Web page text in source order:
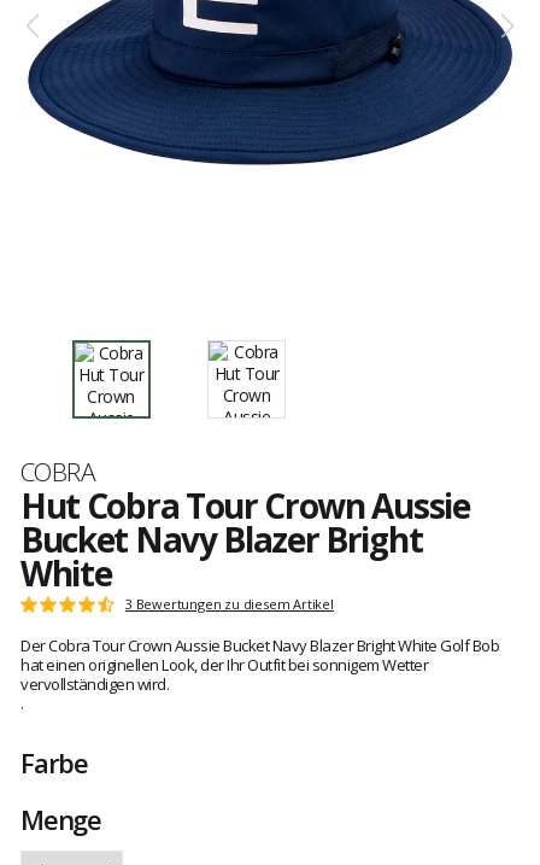
Marke
COBRA
Hut Cobra Tour Crown Aussie
Bucket Navy Blazer Bright
White
Kundenbewertungen
Note:
von
5
3 Bewertungen zu diesem Artikel
Der Cobra Tour Crown Aussie Bucket Navy Blazer Bright White Golf Bob
hat einen originellen Look, der Ihr Outfit bei sonnigem Wetter
vervollständigen wird.
.
Farbe
Menge